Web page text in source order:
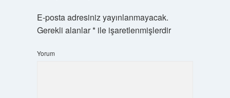
E-posta adresiniz yayınlanmayacak.
Gerekli alanlar*ile işaretlenmişlerdir
Yorum